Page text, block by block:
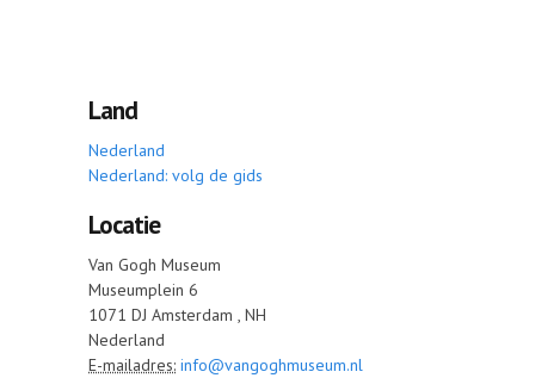
Land
Nederland
Nederland: volg de gids
Locatie
Van Gogh Museum
Museumplein 6
1071 DJ Amsterdam , NH
Nederland
E-mailadres: info@vangoghmuseum.nl